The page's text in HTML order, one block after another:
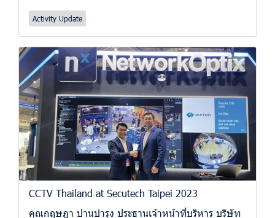
Activity Update
CCTV Thailand at Secutech Taipei 2023
คุณกฤษฎา ปานบำรุง ประธานเจ้าหน้าที่บริหาร บริษัท